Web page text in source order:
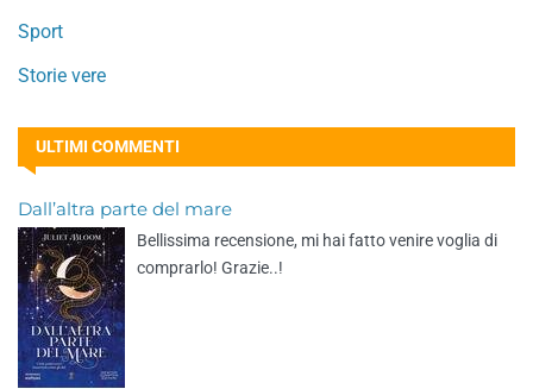
Sport
Storie vere
ULTIMI COMMENTI
Dall’altra parte del mare
Bellissima recensione, mi hai fatto venire voglia di
comprarlo! Grazie..!